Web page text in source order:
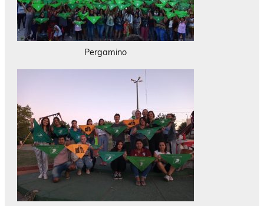
Pergamino